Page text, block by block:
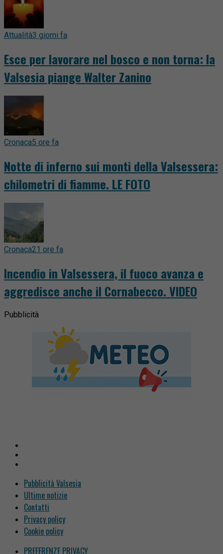
Attualità3 giorni fa
Esce per lavorare nel bosco e non torna: la
Valsesia piange Walter Zanino
Cronaca5 ore fa
Notte di inferno sui monti della Valsessera:
chilometri di fiamme. LE FOTO
Cronaca21 ore fa
Incendio in Valsessera, il fuoco avanza e
aggredisce anche il Cornabecco. VIDEO
Pubblicità
Pubblicità Valsesia
Ultime notizie
Contatti
Privacy policy
Cookie policy
PREFERENZE PRIVACY